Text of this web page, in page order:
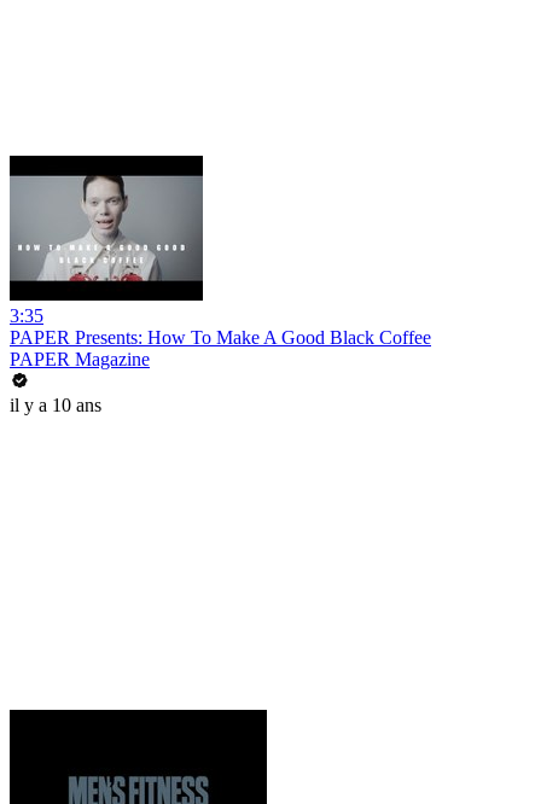
3:35
PAPER Presents: How To Make A Good Black Coffee
PAPER Magazine
il y a 10 ans